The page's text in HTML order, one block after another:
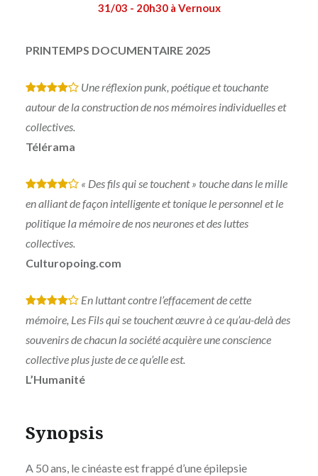
31/03 - 20h30 à Vernoux
PRINTEMPS DOCUMENTAIRE 2025
* * * *
Une réflexion punk, poétique et touchante
autour de la construction de nos mémoires individuelles et
collectives.
Télérama
* * * *
« Des fils qui se touchent » touche dans le mille
en alliant de façon intelligente et tonique le personnel et le
politique Ia mémoire de nos neurones et des luttes
collectives.
Culturopoing.com
* * * *
En luttant contre l’effacement de cette
mémoire, Les Fils qui se touchent œuvre à ce qu’au-delà des
souvenirs de chacun la société acquière une conscience
collective plus juste de ce qu’elle est.
L’Humanité
Synopsis
A 50 ans, le cinéaste est frappé d’une épilepsie